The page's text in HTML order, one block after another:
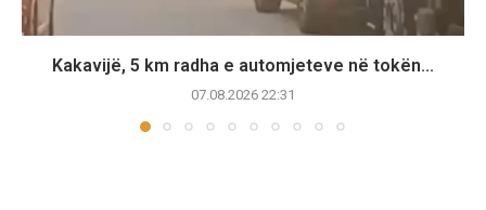
Kakavijë, 5 km radha e automjeteve në tokën...
07.08.2026 22:31